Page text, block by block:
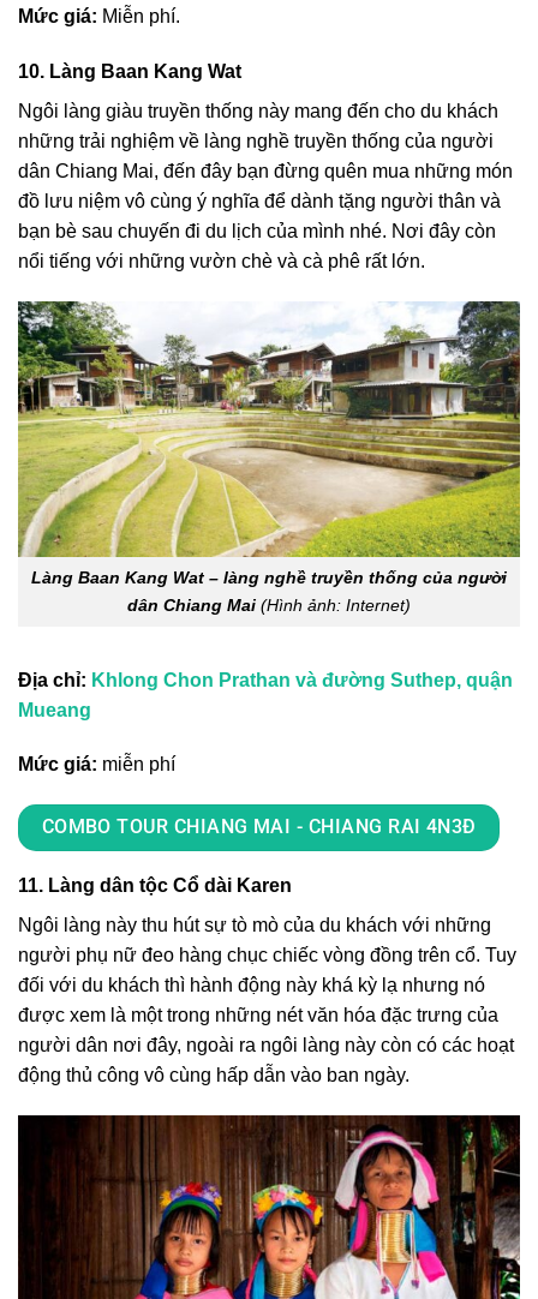
Mức giá: Miễn phí.
10. Làng Baan Kang Wat
Ngôi làng giàu truyền thống này mang đến cho du khách
những trải nghiệm về làng nghề truyền thống của người
dân Chiang Mai, đến đây bạn đừng quên mua những món
đồ lưu niệm vô cùng ý nghĩa để dành tặng người thân và
bạn bè sau chuyến đi du lịch của mình nhé. Nơi đây còn
nổi tiếng với những vườn chè và cà phê rất lớn.
Làng Baan Kang Wat – làng nghề truyền thống của người
dân Chiang Mai (Hình ảnh: Internet)
Địa chỉ: Khlong Chon Prathan và đường Suthep, quận
Mueang
Mức giá: miễn phí
COMBO TOUR CHIANG MAI - CHIANG RAI 4N3Đ
11. Làng dân tộc Cổ dài Karen
Ngôi làng này thu hút sự tò mò của du khách với những
người phụ nữ đeo hàng chục chiếc vòng đồng trên cổ. Tuy
đối với du khách thì hành động này khá kỳ lạ nhưng nó
được xem là một trong những nét văn hóa đặc trưng của
người dân nơi đây, ngoài ra ngôi làng này còn có các hoạt
động thủ công vô cùng hấp dẫn vào ban ngày.